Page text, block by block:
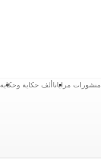
ألف حكاية وحكايةمنشورات مرايانا